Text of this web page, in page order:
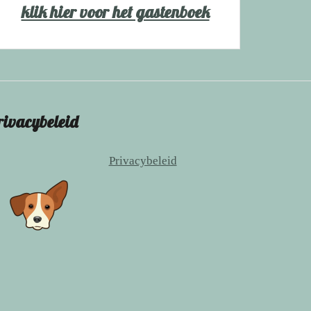
klik hier voor het gastenboek
Privacybeleid